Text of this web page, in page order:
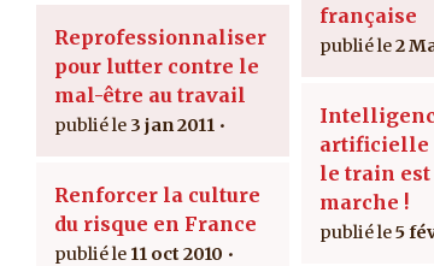
Reprofessionnaliser
pour lutter contre le
mal-être au travail
3 jan 2011
Renforcer la culture
du risque en France
11 oct 2010
française
2
artificielle
le train est
marche !
5